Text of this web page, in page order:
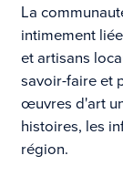
La
intimement
et artisans
savoir-faire et
œuvres d'art
histoires, les
région.